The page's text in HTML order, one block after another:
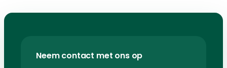
Neem contact met ons op